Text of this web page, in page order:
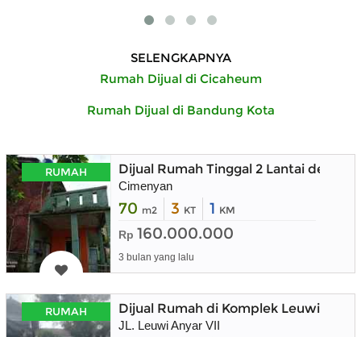
SELENGKAPNYA
Rumah Dijual di Cicaheum
Rumah Dijual di Bandung Kota
RUMAH Dijual Rumah Tinggal 2 Lantai
Cimenyan
70 m2 3 KT 1 KM
Rp 160.000.000
3 bulan yang lalu
RUMAH Dijual Rumah di Komplek Leuwi
JL. Leuwi Anyar VII